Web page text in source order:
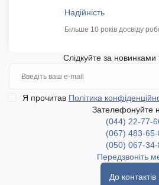
Надійність
Більше 10 років досвіду
Слідкуйте за новинками
Я прочитав Політика
Зателефонуйте
(044) 22-77-
(067) 483-
(050) 067-
Передзвоніть
До контактів